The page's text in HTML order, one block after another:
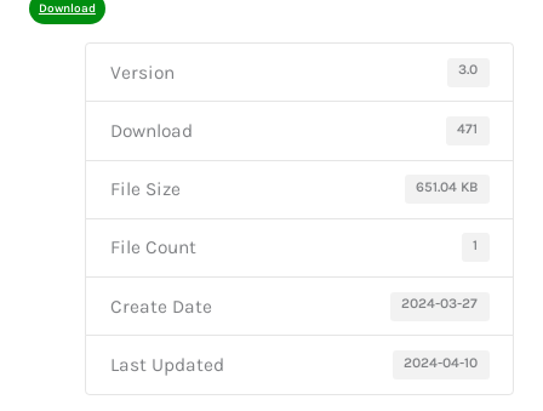
Download
Version 3.0
Download 471
File Size 651.04 KB
File Count 1
Create Date 2024-03-27
Last Updated 2024-04-10